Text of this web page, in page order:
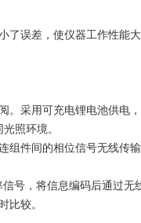
误差，使仪器工作性能大
。采用可充电锂电池供电
照环境。
件间的相位信号无线传输
号，将信息编码后通过无
比较。